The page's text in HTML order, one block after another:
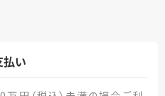
払い